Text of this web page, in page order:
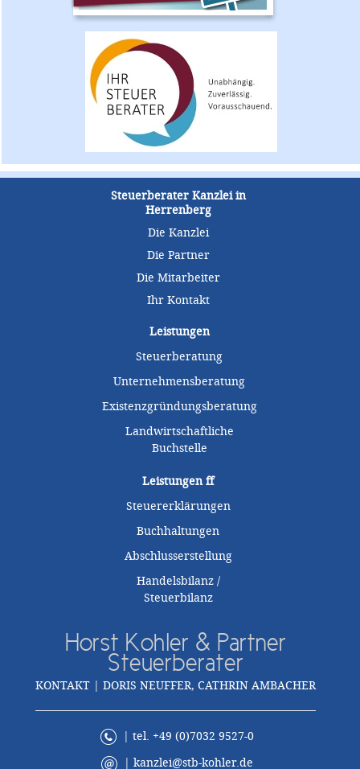
Steuerberater Kanzlei in
Herrenberg
Die Kanzlei
Die Partner
Die Mitarbeiter
Ihr Kontakt
Leistungen
Steuerberatung
Unternehmensberatung
Existenzgründungsberatung
Landwirtschaftliche
Buchstelle
Leistungenff
Steuererklärungen
Buchhaltungen
Abschlusserstellung
Handelsbilanz /
Steuerbilanz
Horst Kohler & Partner
Steuerberater
KONTAKT | DORIS NEUFFER, CATHRIN AMBACHER
| tel. +49 (0)7032 9527-0
| kanzlei@stb-kohler.de